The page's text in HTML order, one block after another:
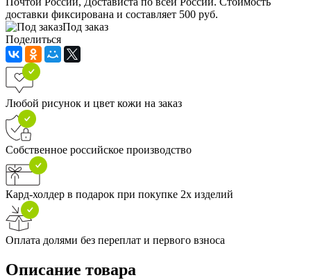
доставки фиксирована и составляет 500 руб.
Под заказ
Поделиться
Любой рисунок и цвет кожи на заказ
Собственное российское производство
Кард-холдер в подарок при покупке 2х изделий
Оплата долями без переплат и первого взноса
Описание товара